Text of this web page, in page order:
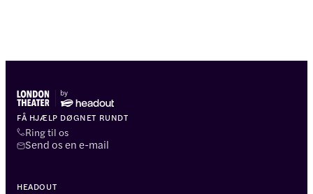
FÅ HJÆLP DØGNET RUNDT
Ring til os
Send os en e-mail
HEADOUT